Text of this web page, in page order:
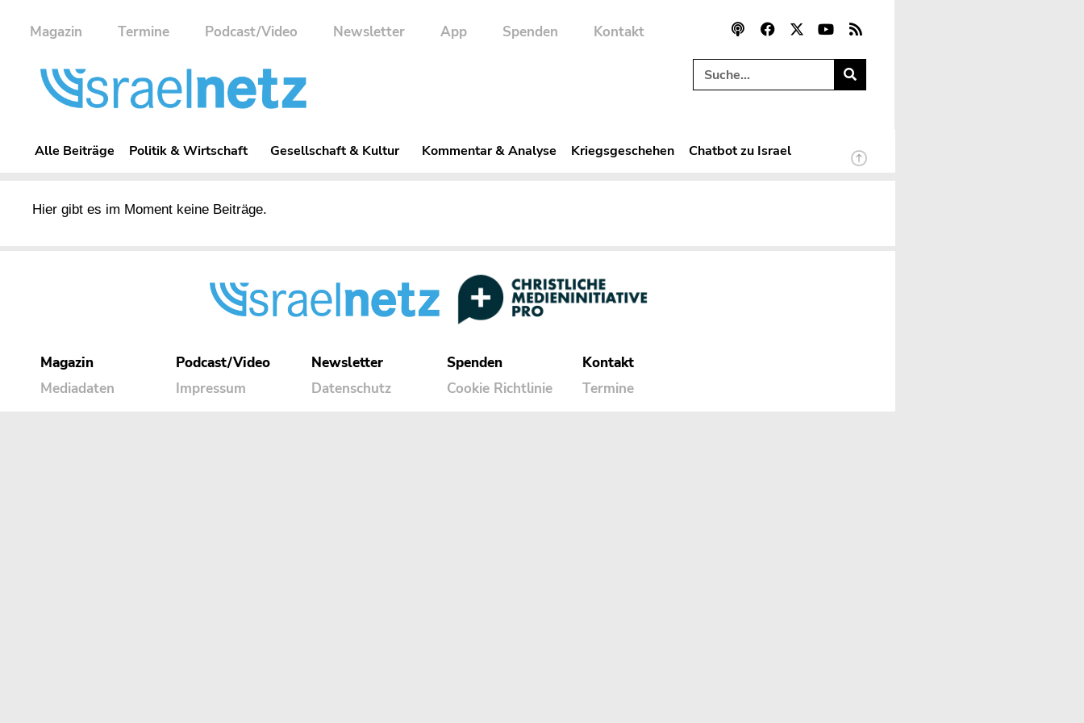
Magazin Termine Podcast/Video Newsletter App Spenden Kontakt
Alle Beiträge Politik & Wirtschaft Gesellschaft & Kultur Kommentar & Analyse Kriegsgeschehen Chatbot zu Israel
Hier gibt es im Moment keine Beiträge.
Magazin
Mediadaten
Podcast/Video
Impressum
Newsletter
Datenschutz
Spenden
Cookie Richtlinie
Kontakt
Termine